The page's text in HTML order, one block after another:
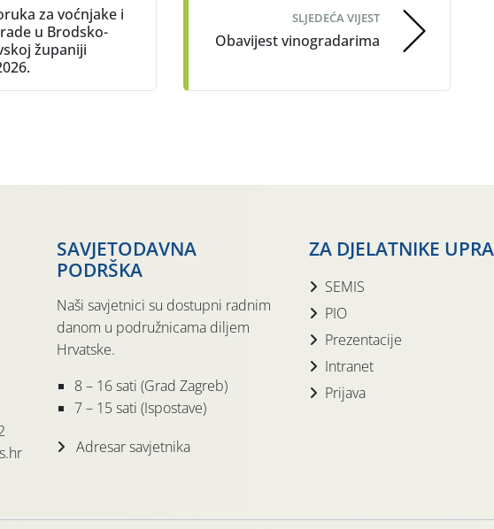
za voćnjake i
u Brodsko-
županiji
SLJEDEĆA VIJEST
Obavijest vinogradarima
SAVJETODAVNA
PODRŠKA
Naši savjetnici su dostupni radnim
danom u podružnicama diljem
Hrvatske.
8 – 16 sati (Grad Zagreb)
7 – 15 sati (Ispostave)
Adresar savjetnika
ZA DJELATNIKE
SEMIS
PIO
Prezentacije
Intranet
Prijava